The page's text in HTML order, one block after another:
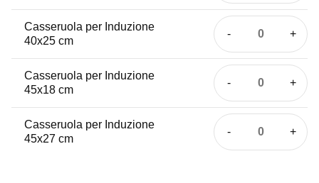
cm
quantità
per
Induzione
cm
quantità
Casseruola per Induzione
40x25 cm
per
Induzione
cm
quantità
Casseruola per Induzione
45x18 cm
per
Induzione
Casseruola per Induzione
45x27 cm